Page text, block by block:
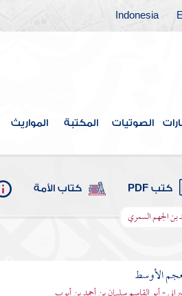
Indonesia
الصوتيات المكتبة المواريث
كتب PDF كتاب الأمة
بن الجهم السمري
الأوسط